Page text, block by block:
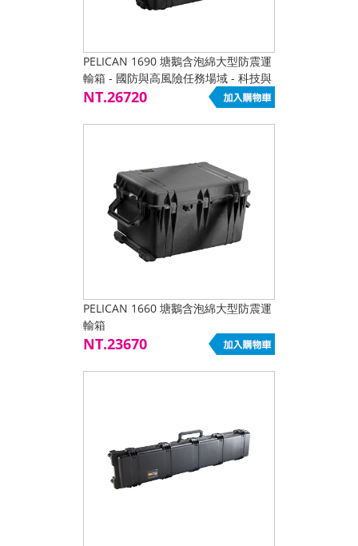
PELICAN 1690 塘鵝含泡綿大型防震運
輸箱 - 國防與高風險任務場域 - 科技與
半導體設備運輸 - 醫療與精密儀器保護
NT.26720
PELICAN 1660 塘鵝含泡綿大型防震運
輸箱
NT.23670